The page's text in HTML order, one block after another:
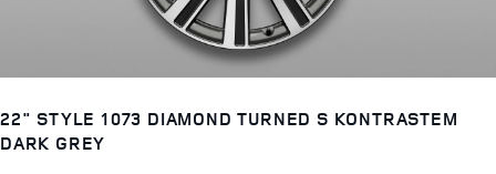
22" STYLE 1073 DIAMOND TURNED S KONTRASTEM
DARK GREY